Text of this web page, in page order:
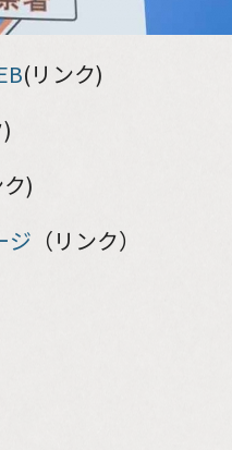
(リンク)
)
ジ （リンク）